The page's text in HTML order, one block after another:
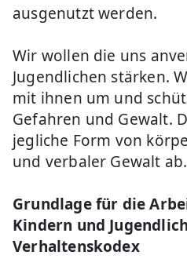
ausgenutzt werden.
Wir wollen die uns
Jugendlichen stärken.
mit ihnen um und
Gefahren und Gewalt.
jegliche Form von
und verbaler Gewalt ab.
Grundlage für die
Kindern und
Verhaltenskodex